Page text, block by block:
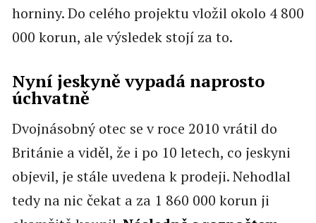
horniny. Do celého projektu vložil okolo 4 800
000 korun, ale výsledek stojí za to.
Nyní jeskyně vypadá naprosto
úchvatně
Dvojnásobný otec se v roce 2010 vrátil do
Británie a viděl, že i po 10 letech, co jeskyni
objevil, je stále uvedena k prodeji. Nehodlal
tedy na nic čekat a za 1 860 000 korun ji